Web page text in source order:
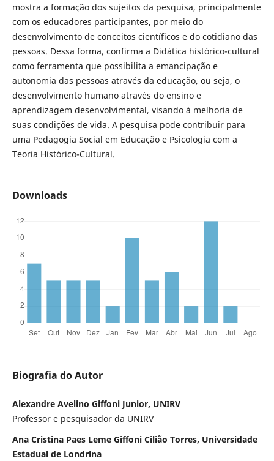
mostra a formação dos sujeitos da pesquisa, principalmente
com os educadores participantes, por meio do
desenvolvimento de conceitos científicos e do cotidiano das
pessoas. Dessa forma, confirma a Didática histórico-cultural
como ferramenta que possibilita a emancipação e
autonomia das pessoas através da educação, ou seja, o
desenvolvimento humano através do ensino e
aprendizagem desenvolvimental, visando à melhoria de
suas condições de vida. A pesquisa pode contribuir para
uma Pedagogia Social em Educação e Psicologia com a
Teoria Histórico-Cultural.
Downloads
Biografia do Autor
Alexandre Avelino Giffoni Junior, UNIRV
Professor e pesquisador da UNIRV
Ana Cristina Paes Leme Giffoni Cilião Torres, Universidade
Estadual de Londrina